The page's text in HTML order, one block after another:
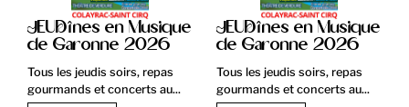
JEUDînes en Musique
de Garonne 2026
Tous les jeudis soirs, repas
gourmands et concerts au...
JEUDînes en Musique
de Garonne 2026
Tous les jeudis soirs, repas
gourmands et concerts au...